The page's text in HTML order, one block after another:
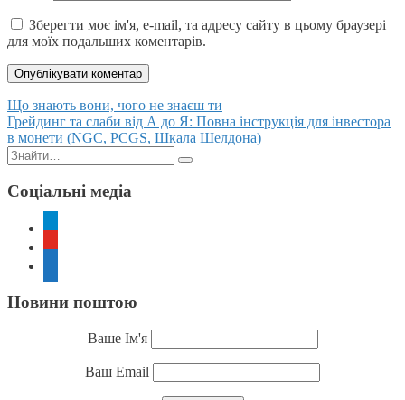
Зберегти моє ім'я, e-mail, та адресу сайту в цьому браузері
для моїх подальших коментарів.
Posts
navigation
Що знають вони, чого не знаєш ти
Грейдинг та слаби від А до Я: Повна інструкція для інвестора
в монети (NGC, PCGS, Шкала Шелдона)
Пошук:
Соціальні медіа
Новини поштою
Ваше Ім'я
Ваш Email